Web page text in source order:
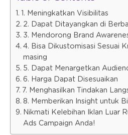
1. Meningkatkan Visibilitas
2. Dapat Ditayangkan di
3. Mendorong Brand
4. Bisa Dikustomisasi Sesuai
masing
5. Dapat Menargetkan
6. Harga Dapat Disesuaikan
7. Menghasilkan Tindakan
8. Memberikan Insight untuk
Nikmati Kelebihan Iklan Luar
Ads Campaign Anda!